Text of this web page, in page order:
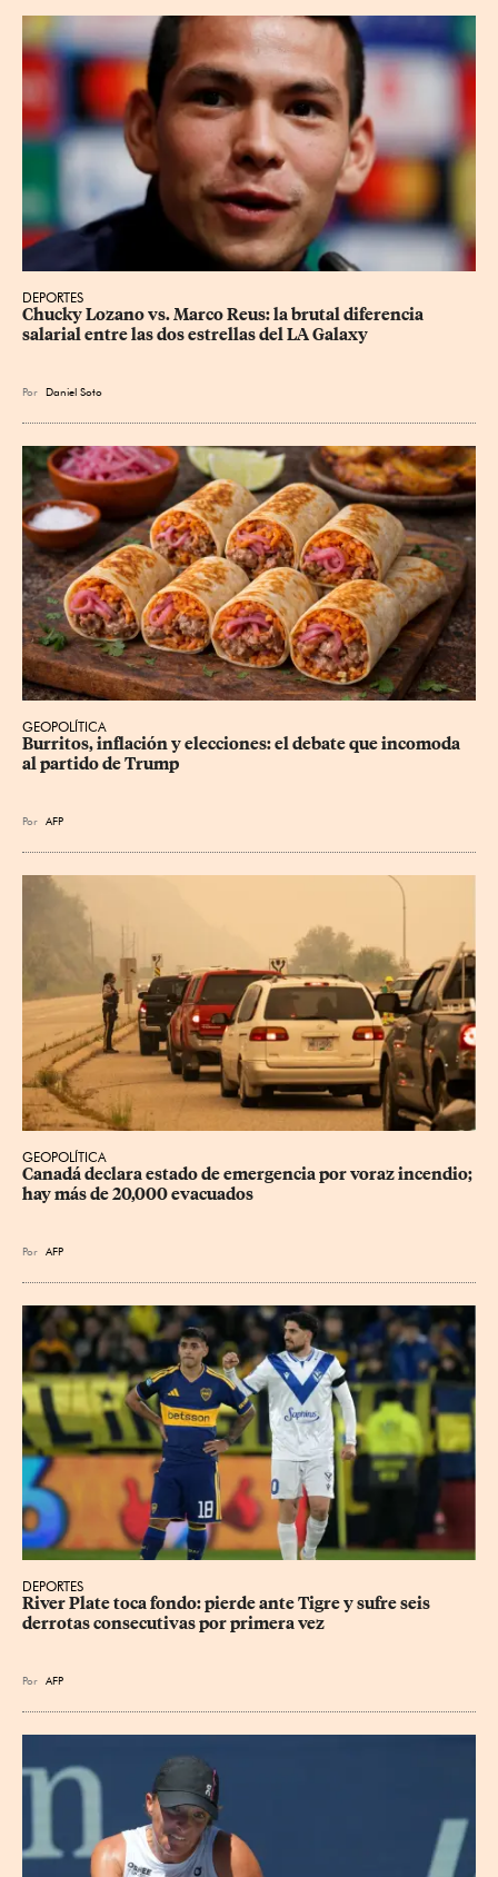
DEPORTES
Chucky Lozano vs. Marco Reus: la brutal diferencia
salarial entre las dos estrellas del LA Galaxy
Por Daniel Soto
GEOPOLÍTICA
Burritos, inflación y elecciones: el debate que incomoda
al partido de Trump
Por AFP
GEOPOLÍTICA
Canadá declara estado de emergencia por voraz incendio;
hay más de 20,000 evacuados
Por AFP
DEPORTES
River Plate toca fondo: pierde ante Tigre y sufre seis
derrotas consecutivas por primera vez
Por AFP